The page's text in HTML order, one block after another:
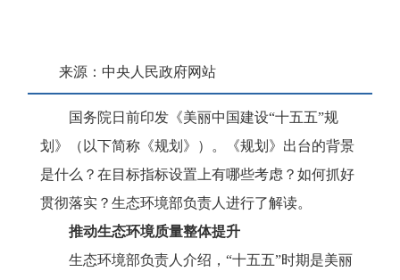
来源：中央人民政府网站
浏览次数：26次
收藏
国务院日前印发 《美丽中国建设“十五五”规
划》
（以下简称《规划》）。《规划》出台的背景
是什么？在目标指标设置上有哪些考虑？如何抓好
贯彻落实？生态环境部负责人进行了解读。
推动生态环境质量整体提升
生态环境部负责人介绍， “十五五”时期是美丽